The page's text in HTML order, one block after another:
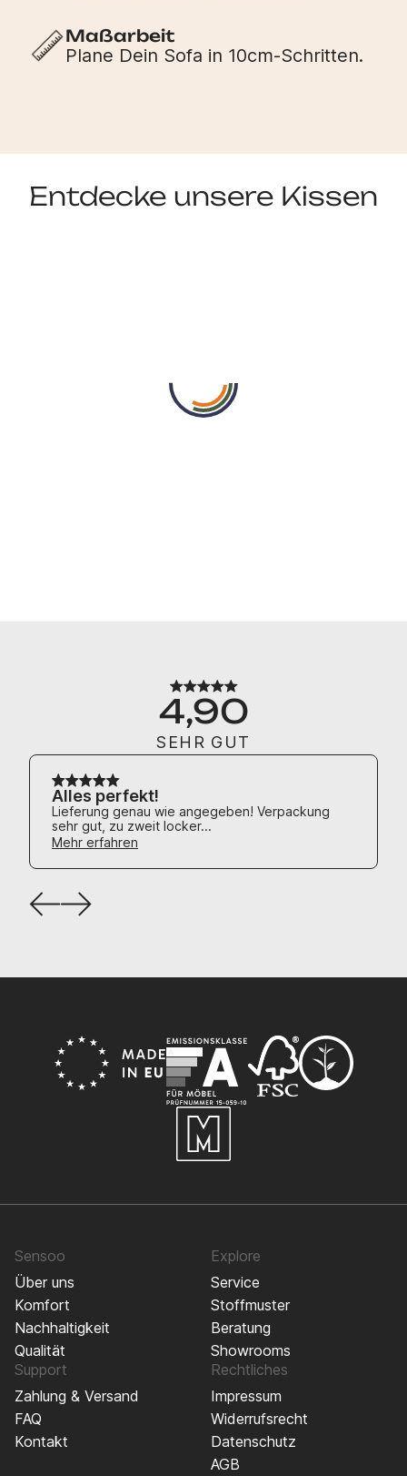
Maßarbeit
Plane Dein Sofa in 10cm-Schritten.
Entdecke unsere Kissen
4,90
SEHR GUT
Alles perfekt!
Lieferung genau wie angegeben! Verpackung
sehr gut, zu zweit locker...
Mehr erfahren
Sensoo
Über uns
Komfort
Nachhaltigkeit
Qualität
Explore
Service
Stoffmuster
Beratung
Showrooms
Support
Zahlung & Versand
FAQ
Kontakt
Rechtliches
Impressum
Widerrufsrecht
Datenschutz
AGB